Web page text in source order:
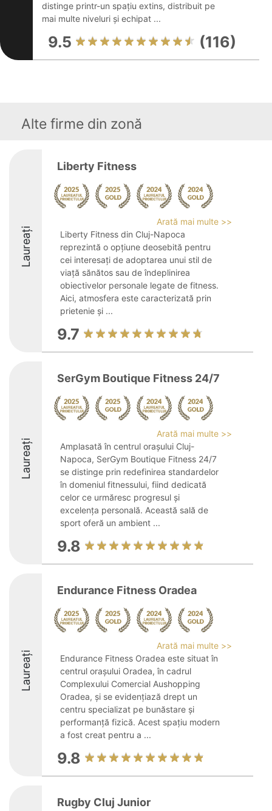
distinge printr-un spațiu extins, distribuit pe
mai multe niveluri și echipat ...
9.5 (116)
Alte firme din zonă
Laureați
Liberty Fitness
Arată mai multe >>
Liberty Fitness din Cluj-Napoca
reprezintă o opțiune deosebită pentru
cei interesați de adoptarea unui stil de
viață sănătos sau de îndeplinirea
obiectivelor personale legate de fitness.
Aici, atmosfera este caracterizată prin
prietenie și ...
9.7
Laureați
SerGym Boutique Fitness 24/7
Arată mai multe >>
Amplasată în centrul orașului Cluj-
Napoca, SerGym Boutique Fitness 24/7
se distinge prin redefinirea standardelor
în domeniul fitnessului, fiind dedicată
celor ce urmăresc progresul și
excelența personală. Această sală de
sport oferă un ambient ...
9.8
Laureați
Endurance Fitness Oradea
Arată mai multe >>
Endurance Fitness Oradea este situat în
centrul orașului Oradea, în cadrul
Complexului Comercial Aushopping
Oradea, și se evidențiază drept un
centru specializat pe bunăstare și
performanță fizică. Acest spațiu modern
a fost creat pentru a ...
9.8
Rugby Cluj Junior